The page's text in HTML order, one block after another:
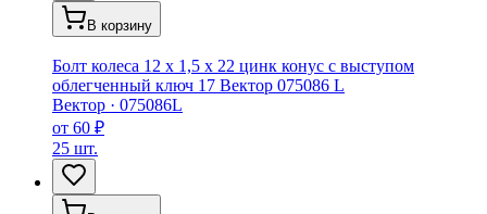
В корзину
Болт колеса 12 x 1,5 x 22 цинк конус с выступом
облегченный ключ 17 Вектор 075086 L
Вектор · 075086L
от 60 ₽
25 шт.